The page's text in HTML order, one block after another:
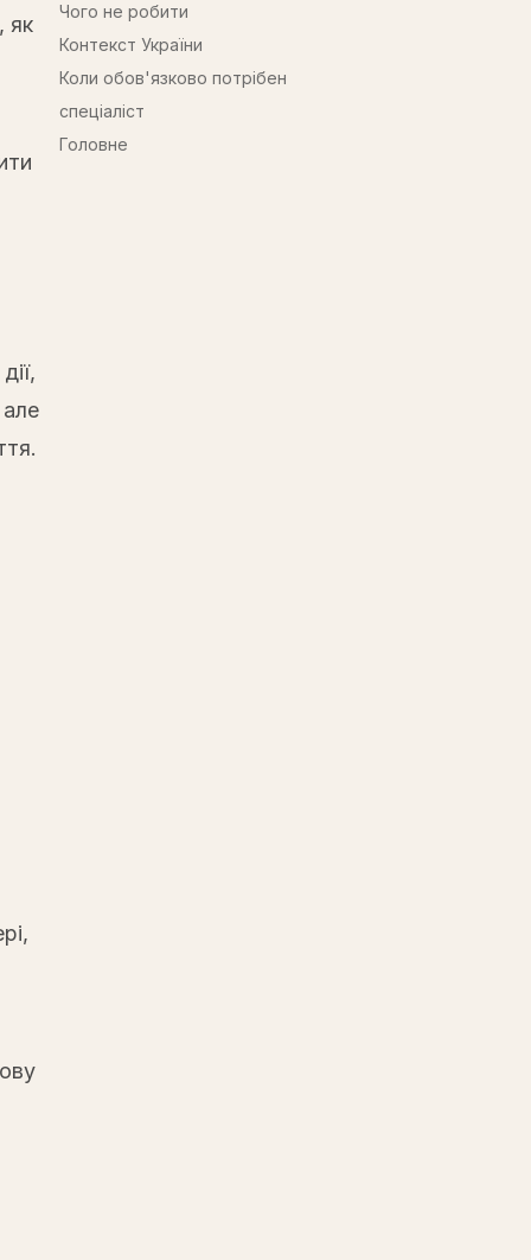
як
Чого не робити
Контекст України
Коли обов'язково потрібен
спеціаліст
Головне